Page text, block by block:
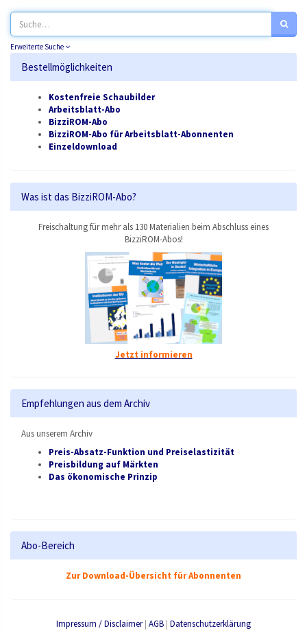
Erweiterte Suche
Bestellmöglichkeiten
Kostenfreie Schaubilder
Arbeitsblatt-Abo
BizziROM-Abo
BizziROM-Abo für Arbeitsblatt-Abonnenten
Einzeldownload
Was ist das BizziROM-Abo?
Freischaltung für mehr als 130 Materialien beim Abschluss eines
BizziROM-Abos!
Jetzt informieren
Empfehlungen aus dem Archiv
Aus unserem Archiv
Preis-Absatz-Funktion und Preiselastizität
Preisbildung auf Märkten
Das ökonomische Prinzip
Abo-Bereich
Zur Download-Übersicht für Abonnenten
Impressum / Disclaimer| AGB | Datenschutzerklärung